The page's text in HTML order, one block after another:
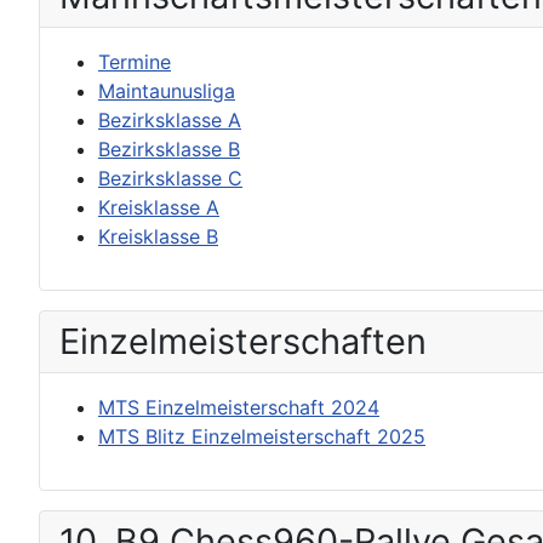
Termine
Maintaunusliga
Bezirksklasse A
Bezirksklasse B
Bezirksklasse C
Kreisklasse A
Kreisklasse B
Einzel­meisterschaften
MTS Einzelmeisterschaft 2024
MTS Blitz Einzelmeisterschaft 2025